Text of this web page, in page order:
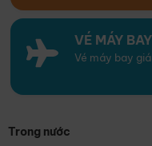
VÉ MÁY BAY
Vé máy bay
Trong nước